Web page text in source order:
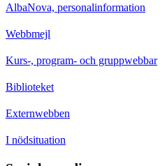
AlbaNova, personalinformation
Webbmejl
Kurs-, program- och gruppwebbar
Biblioteket
Externwebben
I nödsituation